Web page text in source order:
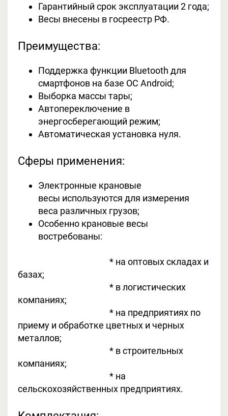
Гарантийный срок эксплуатации 2 года;
Весы внесены в госреестр РФ.
Преимущества:
Поддержка функции Bluetooth для
смартфонов на базе ОС Android;
Выборка массы тары;
Автопереключение в
энергосберегающий режим;
Автоматическая установка нуля.
Сферы применения:
Электронные крановые
весы используются для измерения
веса различных грузов;
Особенно крановые весы
востребованы:
* на оптовых складах и
базах;
* в логистических
компаниях;
* на предприятиях по
приему и обработке цветных и черных
металлов;
* в строительных
компаниях;
* на
сельскохозяйственных предприятиях.